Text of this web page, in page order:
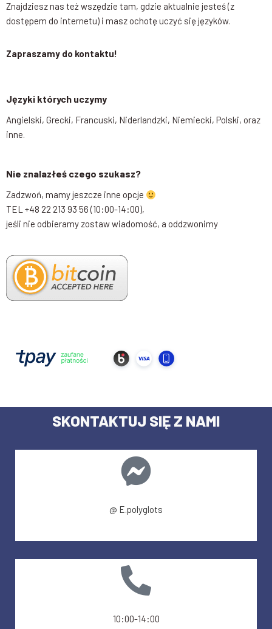
Znajdziesz nas też wszędzie tam, gdzie aktualnie jesteś (z
dostępem do internetu) i masz ochotę uczyć się języków.
Zapraszamy do kontaktu!
Języki których uczymy
Angielski, Grecki, Francuski, Niderlandzki, Niemiecki, Polski, oraz
inne.
Nie znalazłeś czego szukasz?
Zadzwoń, mamy jeszcze inne opcje
TEL +48 22 213 93 56 (10:00-14:00),
jeśli nie odbieramy zostaw wiadomość, a oddzwonimy
SKONTAKTUJ SIĘ Z NAMI
@ E.polyglots
10:00-14:00